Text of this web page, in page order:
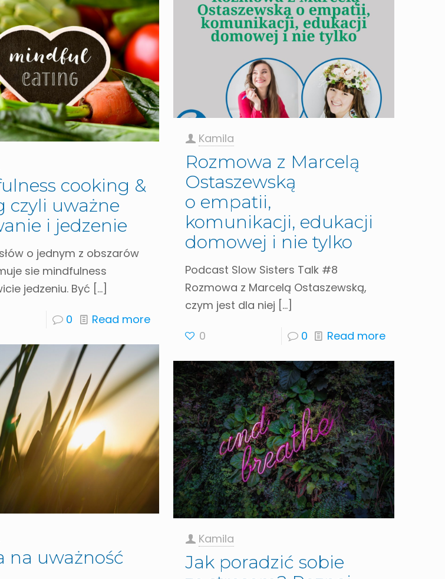
Kamila
Rozmowa z Marcelą
Ostaszewską
o empatii,
komunikacji, edukacji
domowej i nie tylko
Podcast Slow Sisters Talk #8
Rozmowa z Marcelą Ostaszewską,
czym jest dla niej […]
0 0 Read more
cooking &
czyli uważne
i jedzenie
o jednym z obszarów
sie mindfulness
jedzeniu. Być […]
0 Read more
na uważność
Kamila
Jak poradzić sobie